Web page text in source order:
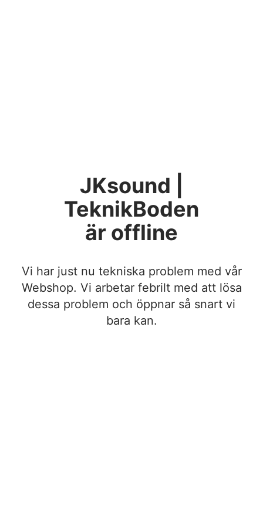
JKsound |
TeknikBoden
är offline
Vi har just nu tekniska problem med vår
Webshop. Vi arbetar febrilt med att lösa
dessa problem och öppnar så snart vi
bara kan.